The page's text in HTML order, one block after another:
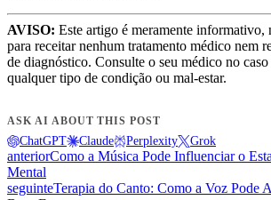
AVISO: Este artigo é meramente informativo,
para receitar nenhum tratamento médico nem
de diagnóstico. Consulte o seu médico no caso
qualquer tipo de condição ou mal-estar.
ASK AI ABOUT THIS POST
ChatGPT Claude Perplexity Grok
anteriorComo a Música Pode Influenciar o
Mental
seguinteTerapia do Canto: Como a Voz Pode